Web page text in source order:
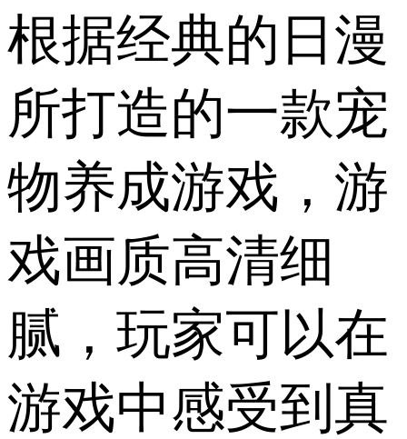
根据经典的日漫
所打造的一款宠
物养成游戏，游
戏画质高清细
腻，玩家可以在
游戏中感受到真